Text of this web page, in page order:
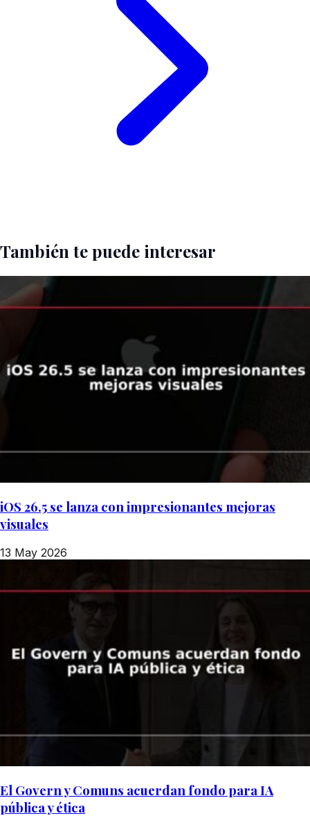
También te puede interesar
iOS 26.5 se lanza con impresionantes mejoras
visuales
13 May 2026
El Govern y Comuns acuerdan fondo para IA
pública y ética